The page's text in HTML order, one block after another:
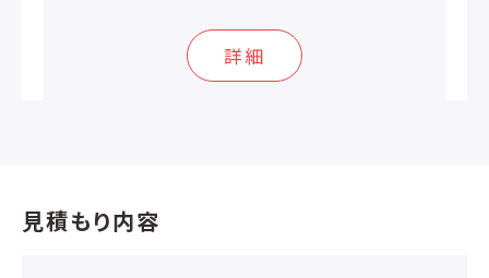
詳細
見積もり内容